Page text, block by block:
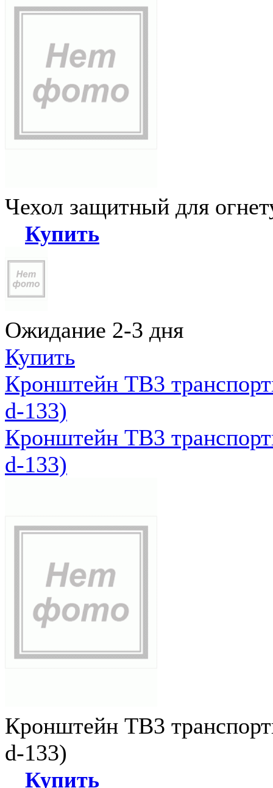
Чехол защитный для
Купить
Ожидание 2-3 дня
Купить
Кронштейн ТВ3
d-133)
Кронштейн ТВ3
d-133)
Кронштейн ТВ3
d-133)
Купить